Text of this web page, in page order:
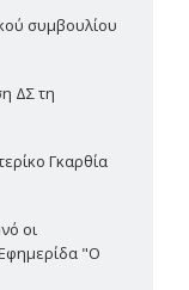
συμβουλίου
ΔΣ τη
Γκαρθία
οι
"Ο